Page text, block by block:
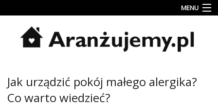
MENU
Inspiracje
wnętrz
Jesienne
Jak urządzić pokój małego alergika?
Co warto wiedzieć?